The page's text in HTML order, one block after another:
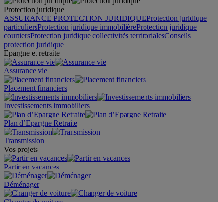
Protection juridique
ASSURANCE PROTECTION JURIDIQUEProtection juridique
particuliersProtection juridique immobilièreProtection juridique
courtiersProtection juridique collectivités territorialesConseils
protection juridique
Epargne et retraite
Assurance vie
Placement financiers
Investissements immobiliers
Plan d’Epargne Retraite
Transmission
Vos projets
Partir en vacances
Déménager